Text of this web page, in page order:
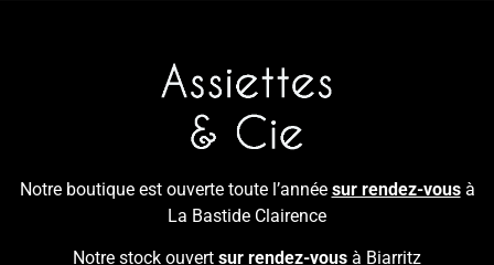
Notre boutique est ouverte toute l’année sur rendez-vousà
La Bastide Clairence
Notre stock ouvert sur rendez-vous à Biarritz